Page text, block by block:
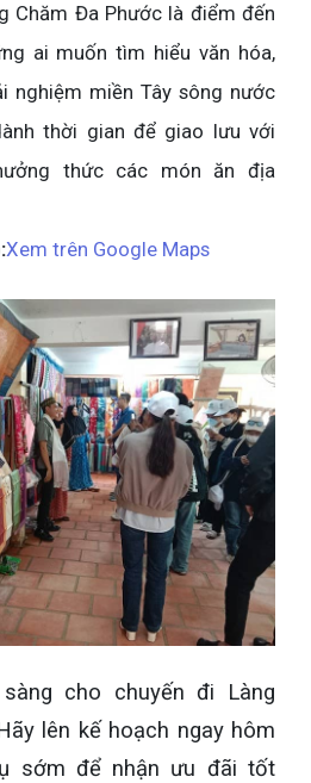
Chăm Đa Phước là điểm đến
ai muốn tìm hiểu văn hóa,
nghiệm miền Tây sông nước
thời gian để giao lưu với
thức các món ăn địa
Xem trên Google Maps
cho chuyến đi Làng
lên kế hoạch ngay hôm
sớm để nhận ưu đãi tốt